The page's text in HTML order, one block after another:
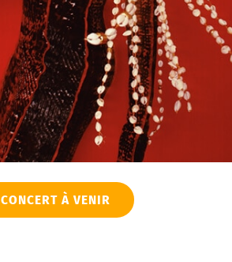
CONCERT À VENIR